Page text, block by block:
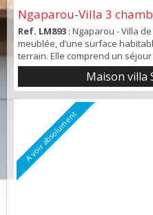
Ngaparou-Villa 3
Ref. LM893 : Ngaparou - Villa
meublée, d’une surface
terrain. Elle comprend un
américaine aménagée et
d’eau. À l’extérieur, une
m² (3 x 5) complètent
avec des menuiseries en alumin...
Maison villa
A voir absolument